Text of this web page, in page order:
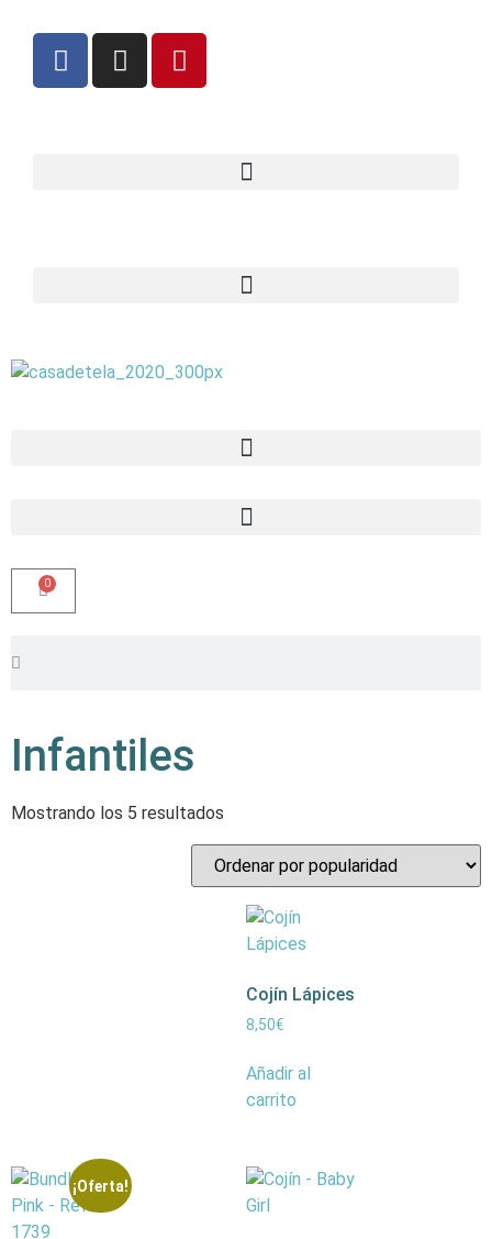
0
Infantiles
Mostrando los 5 resultados
Cojín Lápices
8,50€
Añadir al
carrito
¡Oferta!